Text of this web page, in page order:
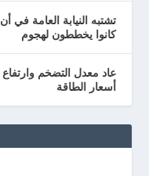
تشتبه النيابة العامة في
كانوا يخططون لهجوم
أسعار الطاقة